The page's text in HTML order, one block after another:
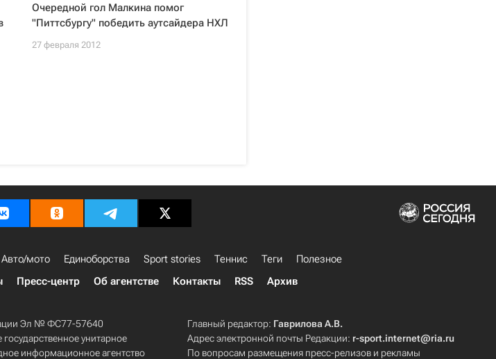
Очередной гол Малкина помог
"Питтсбургу" победить аутсайдера НХЛ
27 февраля 2012
Авто/мото Единоборства Sport stories Теннис Теги
Полезное
Пресс-центр Об агентстве Контакты RSS Архив
Эл № ФС77-57640
унитарное
информационное агентство
Главный редактор: Гаврилова А.В.
Адрес электронной почты Редакции: r-sport.internet@ria.ru
По вопросам размещения пресс-релизов и рекламы